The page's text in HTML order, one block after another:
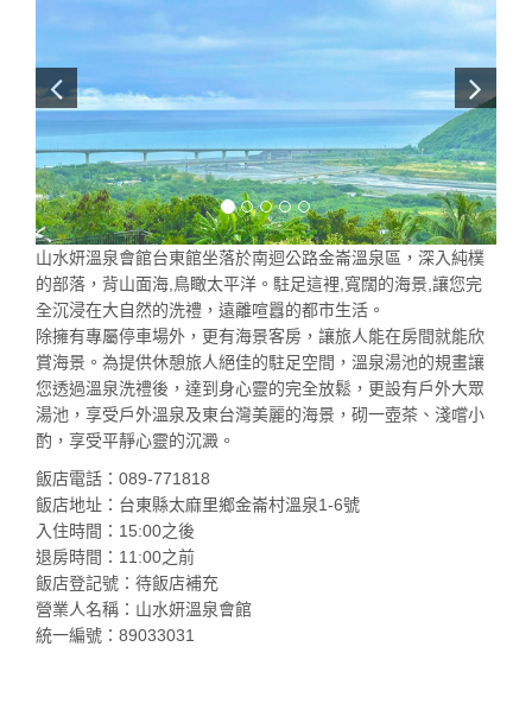
山水妍溫泉會館台東館坐落於南迴公路金崙溫泉區，深入純樸
的部落，背山面海,鳥瞰太平洋。駐足這裡,寬闊的海景,讓您完
全沉浸在大自然的洗禮，遠離喧囂的都市生活。
除擁有專屬停車場外，更有海景客房，讓旅人能在房間就能欣
賞海景。為提供休憩旅人絕佳的駐足空間，溫泉湯池的規畫讓
您透過溫泉洗禮後，達到身心靈的完全放鬆，更設有戶外大眾
湯池，享受戶外溫泉及東台灣美麗的海景，砌一壺茶、淺嚐小
酌，享受平靜心靈的沉澱。
飯店電話：089-771818
飯店地址：台東縣太麻里鄉金崙村溫泉1-6號
入住時間：15:00之後
退房時間：11:00之前
飯店登記號：待飯店補充
營業人名稱：山水妍溫泉會館
統一編號：89033031